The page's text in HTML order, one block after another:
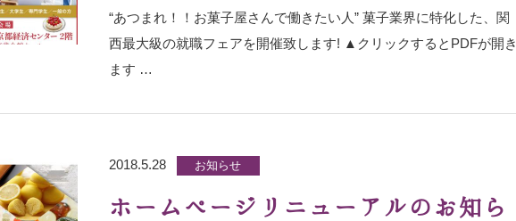
“あつまれ！！お菓子屋さんで働きたい人” 菓子業界に特化した、関
西最大級の就職フェアを開催致します! ▲クリックするとPDFが開き
ます …
2018.5.28 お知らせ
ホームページリニューアルのお知ら